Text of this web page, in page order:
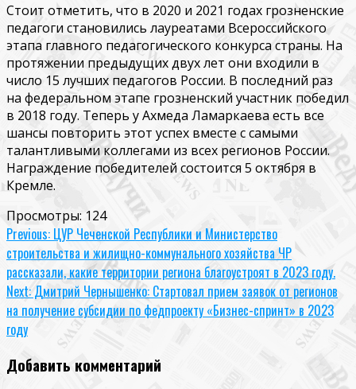
Стоит отметить, что в 2020 и 2021 годах грозненские
педагоги становились лауреатами Всероссийского
этапа главного педагогического конкурса страны. На
протяжении предыдущих двух лет они входили в
число 15 лучших педагогов России. В последний раз
на федеральном этапе грозненский участник победил
в 2018 году. Теперь у Ахмеда Ламаркаева есть все
шансы повторить этот успех вместе с самыми
талантливыми коллегами из всех регионов России.
Награждение победителей состоится 5 октября в
Кремле.
Просмотры: 124
Continue
Reading
Previous: ЦУР Чеченской Республики и Министерство
строительства и жилищно-коммунального хозяйства ЧР
рассказали, какие территории региона благоустроят в 2023 году.
Next: Дмитрий Чернышенко: Стартовал прием заявок от регионов
на получение субсидии по федпроекту «Бизнес-спринт» в 2023
году
Добавить комментарий